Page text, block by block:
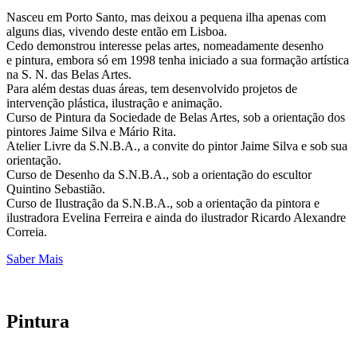
Nasceu em Porto Santo, mas deixou a pequena ilha apenas com
alguns dias, vivendo deste então em Lisboa.
Cedo demonstrou interesse pelas artes, nomeadamente desenho
e pintura, embora só em 1998 tenha iniciado a sua formação artística
na S. N. das Belas Artes.
Para além destas duas áreas, tem desenvolvido projetos de
intervenção plástica, ilustração e animação.
Curso de Pintura da Sociedade de Belas Artes, sob a orientação dos
pintores Jaime Silva e Mário Rita.
Atelier Livre da S.N.B.A., a convite do pintor Jaime Silva e sob sua
orientação.
Curso de Desenho da S.N.B.A., sob a orientação do escultor
Quintino Sebastião.
Curso de Ilustração da S.N.B.A., sob a orientação da pintora e
ilustradora Evelina Ferreira e ainda do ilustrador Ricardo Alexandre
Correia.
Saber Mais
Pintura